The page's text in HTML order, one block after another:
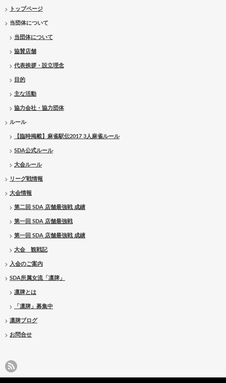
トップページ
当団体について
当団体について
協賛店舗
代表挨拶・設立理念
目的
主な活動
協力会社・協力団体
ルール
【臨時掲載】麻雀駅伝2017 3人麻雀ルール
SDA公式ルール
大会ルール
リーグ戦情報
大会情報
第二回 SDA 店舗最強戦 成績
第一回 SDA 店舗最強戦
第一回 SDA 店舗最強戦 成績
大会 観戦記
入会のご案内
SDA所属女流「凛牌」
凛牌とは
「凛牌」募集中
凛牌ブログ
お問合せ